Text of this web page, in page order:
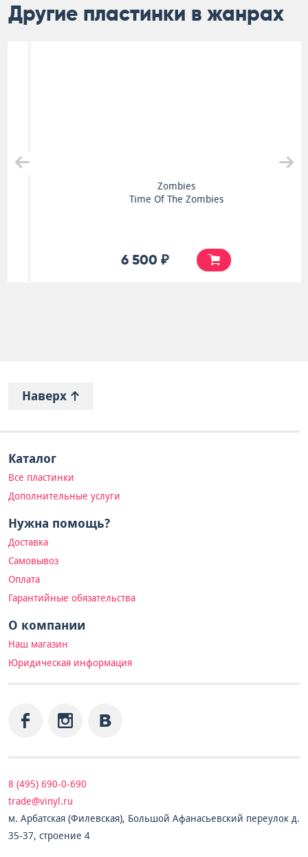
Другие пластинки в жанрах
Zombies
Time Of The Zombies
6 500 ₽
Наверх
Каталог
Все пластинки
Дополнительные услуги
Нужна помощь?
Доставка
Самовывоз
Оплата
Гарантийные обязательства
О компании
Наш магазин
Юридическая информация
8 (495) 690-0-690
trade@vinyl.ru
м. Арбатская (Филевская), Большой Афанасьевский переулок д.
35-37, строение 4